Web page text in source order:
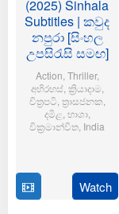
(2025) Sinhala
Subtitles | කවුද
නපුරා [සිංහල
උපසිරැසි සමඟ]
Action Thriller,
අභිරහස්, ක්‍රියාදාම
චිත්‍රපටි ත්‍රාසජනක
දමිළ භාශා,
වික්‍රමාන්විත India
Feb
2025
Thirumeni
Watch